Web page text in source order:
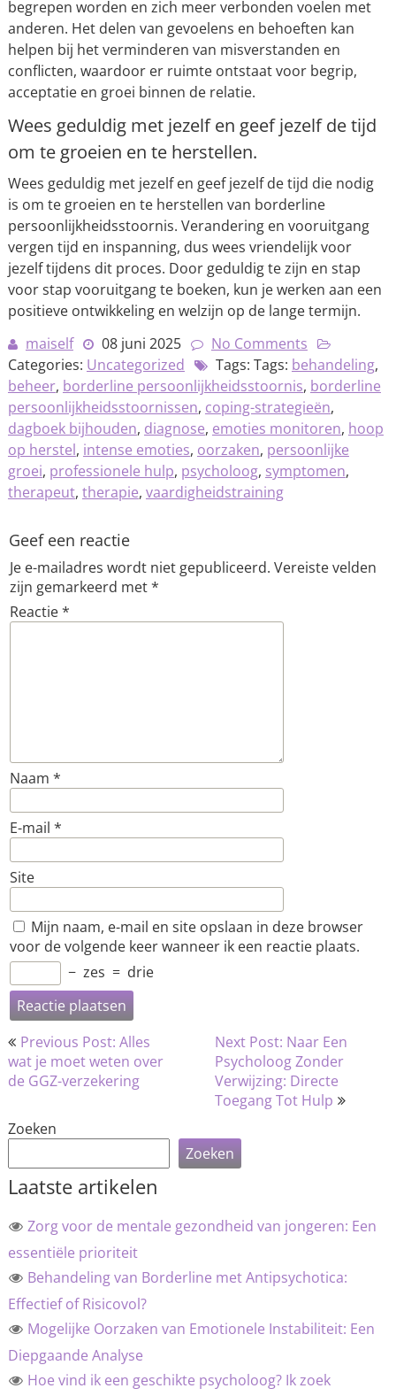
begrepen worden en zich meer verbonden voelen met
anderen. Het delen van gevoelens en behoeften kan
helpen bij het verminderen van misverstanden en
conflicten, waardoor er ruimte ontstaat voor begrip,
acceptatie en groei binnen de relatie.
Wees geduldig met jezelf en geef jezelf de tijd
om te groeien en te herstellen.
Wees geduldig met jezelf en geef jezelf de tijd die nodig
is om te groeien en te herstellen van borderline
persoonlijkheidsstoornis. Verandering en vooruitgang
vergen tijd en inspanning, dus wees vriendelijk voor
jezelf tijdens dit proces. Door geduldig te zijn en stap
voor stap vooruitgang te boeken, kun je werken aan een
positieve ontwikkeling en welzijn op de lange termijn.
maiself
08 juni 2025
No Comments
Categories: Uncategorized Tags: Tags: behandeling,
beheer, borderline persoonlijkheidsstoornis, borderline
persoonlijkheidsstoornissen, coping-strategieën,
dagboek bijhouden, diagnose, emoties monitoren, hoop
op herstel, intense emoties, oorzaken, persoonlijke
groei, professionele hulp, psycholoog, symptomen,
therapeut, therapie, vaardigheidstraining
Geef een reactie
Je e-mailadres wordt niet gepubliceerd. Vereiste velden
zijn gemarkeerd met*
Reactie*
Naam *
E-mail *
Site
Mijn naam, e-mail en site opslaan in deze browser
voor de volgende keer wanneer ik een reactie plaats.
− zes = drie
Bericht
navigatie
Previous Post: Alles
wat je moet weten over
de GGZ-verzekering
Next Post: Naar Een
Psycholoog Zonder
Verwijzing: Directe
Toegang Tot Hulp
Zoeken
Zoeken
Laatste artikelen
Zorg voor de mentale gezondheid van jongeren: Een
essentiële prioriteit
Behandeling van Borderline met Antipsychotica:
Effectief of Risicovol?
Mogelijke Oorzaken van Emotionele Instabiliteit: Een
Diepgaande Analyse
Hoe vind ik een geschikte psycholoog? Ik zoek